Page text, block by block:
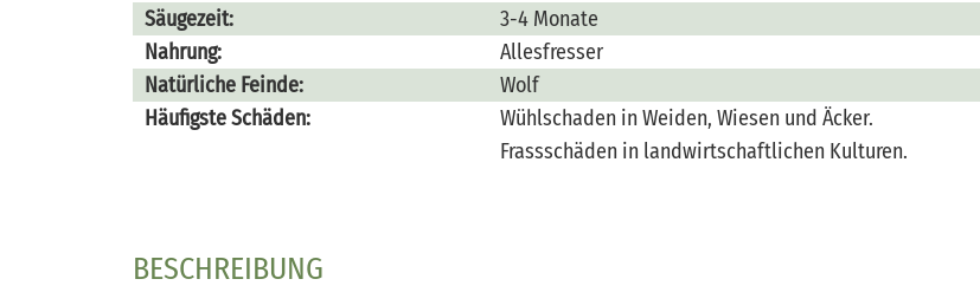
Säugezeit:
3-4 Monate
Nahrung:
Allesfresser
Natürliche Feinde:
Wolf
Häufigste Schäden:
Wühlschaden in Weiden, Wiesen und Äcker.
Frassschäden in landwirtschaftlichen Kulturen.
BESCHREIBUNG